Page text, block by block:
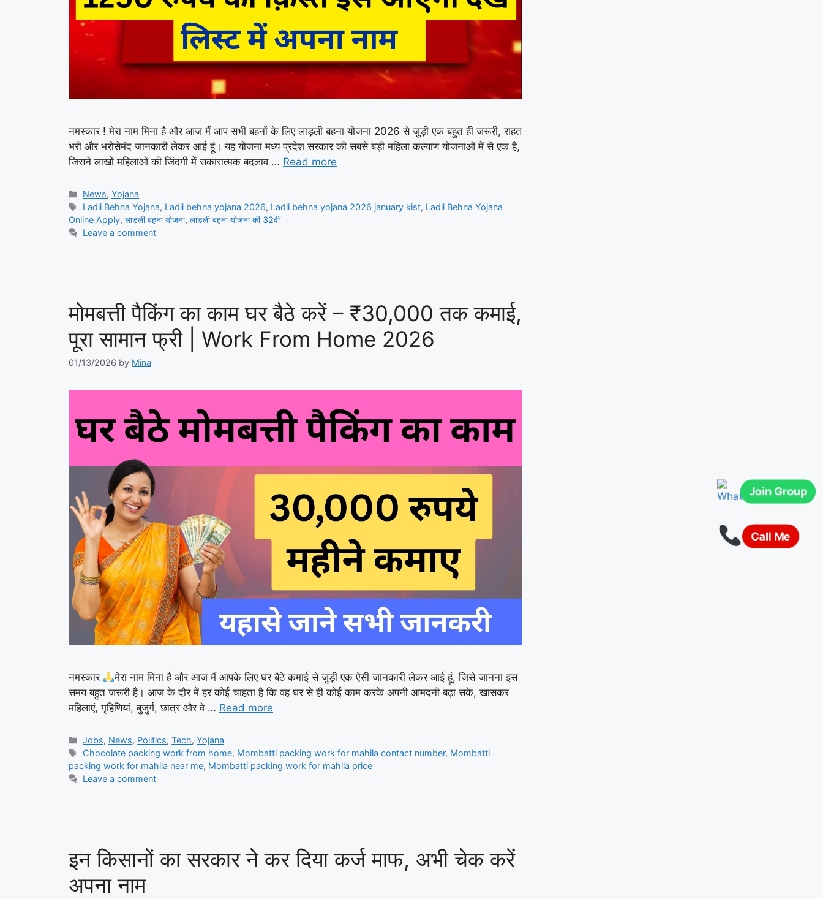
Join Group
Call Me
नमस्कार ! मेरा नाम मिना है और आज मैं आप सभी बहनों के लिए लाड़ली बहना योजना 2026 से जुड़ी एक बहुत ही जरूरी, राहत
भरी और भरोसेमंद जानकारी लेकर आई हूं। यह योजना मध्य प्रदेश सरकार की सबसे बड़ी महिला कल्याण योजनाओं में से एक है,
जिसने लाखों महिलाओं की जिंदगी में सकारात्मक बदलाव … Read more
Categories
News,Yojana
Tags
Ladli Behna Yojana, Ladli behna yojana 2026, Ladli behna yojana 2026 january kist, Ladli Behna Yojana
Online Apply, लाड़ली बहना योजना, लाडली बहना योजना की 32वीं
Leave a comment
मोमबत्ती पैकिंग का काम घर बैठे करें – ₹30,000 तक कमाई,
पूरा सामान फ्री | Work From Home 2026
01/13/2026 by Mina
नमस्कार
मेरा नाम मिना है और आज मैं आपके लिए घर बैठे कमाई से जुड़ी एक ऐसी जानकारी लेकर आई हूं, जिसे जानना इस
समय बहुत जरूरी है। आज के दौर में हर कोई चाहता है कि वह घर से ही कोई काम करके अपनी आमदनी बढ़ा सके, खासकर
महिलाएं, गृहिणियां, बुजुर्ग, छात्र और वे … Read more
Categories
Jobs, News, Politics,Tech,Yojana
Tags
Chocolate packing work from home, Mombatti packing work for mahila contact number, Mombatti
packing work for mahila near me, Mombatti packing work for mahila price
Leave a comment
इन किसानों का सरकार ने कर दिया कर्ज माफ, अभी चेक करें
अपना नाम